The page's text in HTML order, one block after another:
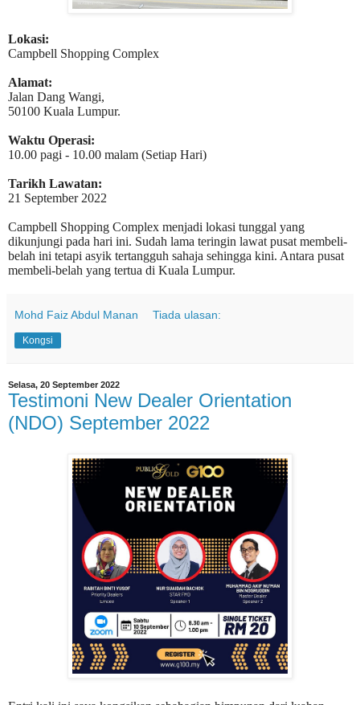
Lokasi:
Campbell Shopping Complex
Alamat:
Jalan Dang Wangi,
50100 Kuala Lumpur.
Waktu Operasi:
10.00 pagi - 10.00 malam (Setiap Hari)
Tarikh Lawatan:
21 September 2022
Campbell Shopping Complex menjadi lokasi tunggal yang
dikunjungi pada hari ini. Sudah lama teringin lawat pusat membeli-
belah ini tetapi asyik tertangguh sahaja sehingga kini. Antara pusat
membeli-belah yang tertua di Kuala Lumpur.
Mohd Faiz Abdul Manan Tiada ulasan:
Kongsi
Selasa, 20 September 2022
Testimoni New Dealer Orientation
(NDO) September 2022